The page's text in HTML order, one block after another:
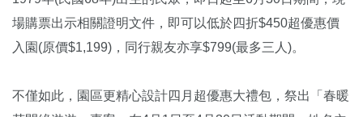
場購票出示相關證明文件，即可以低於四折$450超優惠價
入園(原價$1,199)，同行親友亦享$799(最多三人)。
不僅如此，園區更精心設計四月超優惠大禮包，祭出「春暖